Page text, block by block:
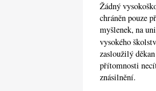
Žádný
chráněn pouze
myšlenek, na
vysokého
zasloužilý
přítomnosti
znásilnění.